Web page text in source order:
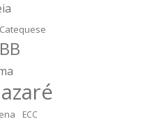
Catequese
ECC